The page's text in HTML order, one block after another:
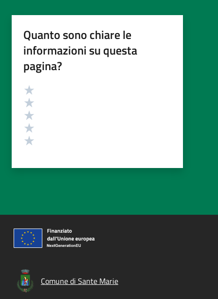
Quanto sono chiare le
informazioni su questa
pagina?
Valutazione
Comune di Sante Marie